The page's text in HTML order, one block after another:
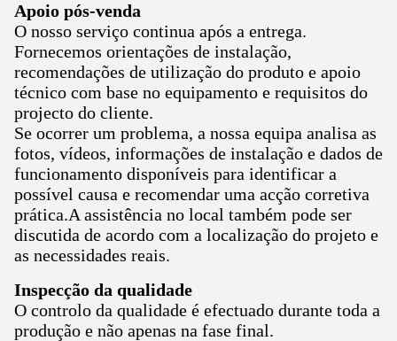
Apoio pós-venda
O nosso serviço continua após a entrega.
Fornecemos orientações de instalação,
recomendações de utilização do produto e apoio
técnico com base no equipamento e requisitos do
projecto do cliente.
Se ocorrer um problema, a nossa equipa analisa as
fotos, vídeos, informações de instalação e dados de
funcionamento disponíveis para identificar a
possível causa e recomendar uma acção corretiva
prática.A assistência no local também pode ser
discutida de acordo com a localização do projeto e
as necessidades reais.
Inspecção da qualidade
O controlo da qualidade é efectuado durante toda a
produção e não apenas na fase final.